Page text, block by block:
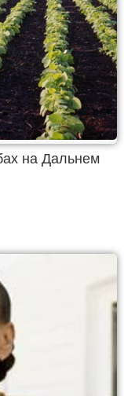
на Дальнем